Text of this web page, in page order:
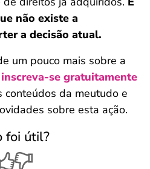
não existe a
a decisão atual.
um pouco mais sobre a
inscreva-se gratuitamente
conteúdos da meutudo e
sobre esta ação.
foi útil?